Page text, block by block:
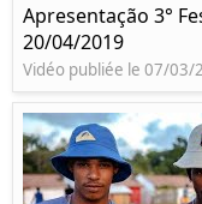
Apresentação 3°
20/04/2019
Vidéo publiée le 07/03/